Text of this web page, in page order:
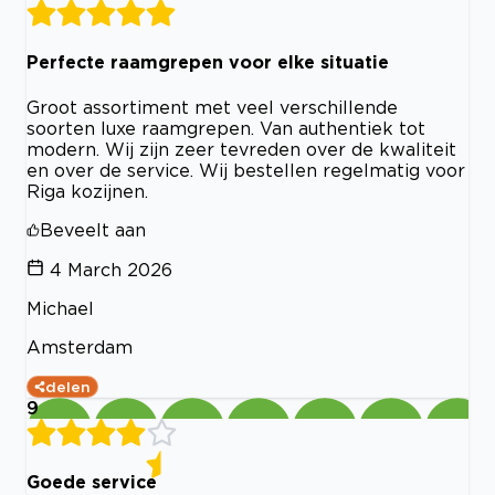
Perfecte raamgrepen voor elke situatie
Groot assortiment met veel verschillende
soorten luxe raamgrepen. Van authentiek tot
modern. Wij zijn zeer tevreden over de kwaliteit
en over de service. Wij bestellen regelmatig voor
Riga kozijnen.
Beveelt aan
4 March 2026
Michael
Amsterdam
delen
9
Goede service